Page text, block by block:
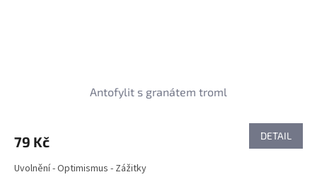
Antofylit s granátem troml
79 Kč DETAIL
Uvolnění - Optimismus - Zážitky